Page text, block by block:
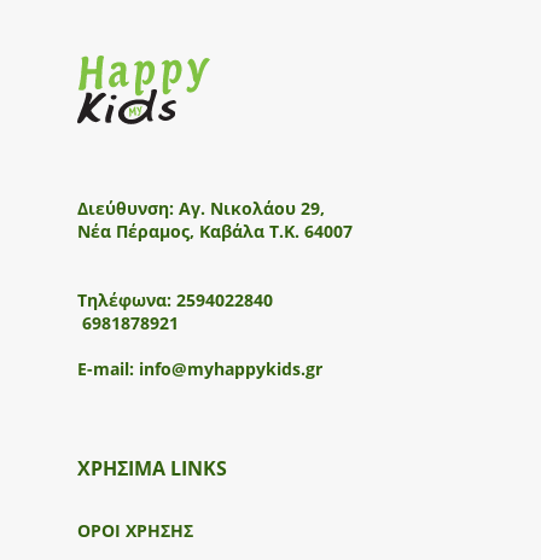
Διεύθυνση: Αγ. Νικολάου 29,
Νέα Πέραμος, Καβάλα Τ.Κ. 64007
Τηλέφωνα: 2594022840
6981878921
E-mail: info@myhappykids.gr
ΧΡΗΣΙΜΑ LINKS
ΟΡΟΙ ΧΡΗΣΗΣ